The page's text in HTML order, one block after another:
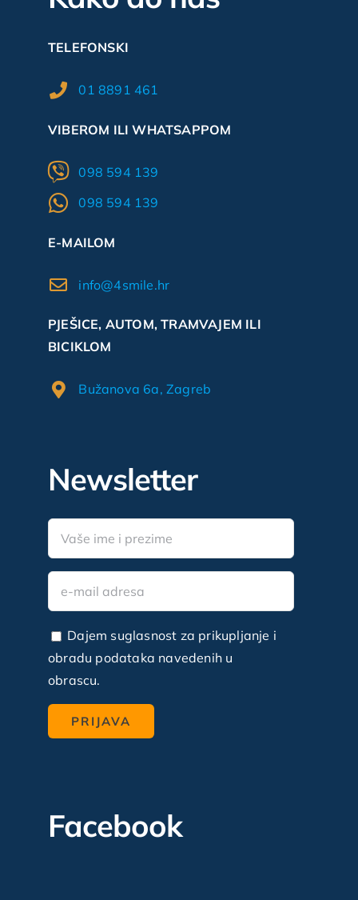
TELEFONSKI
01 8891 461
VIBEROM ILI WHATSAPPOM
098 594 139
098 594 139
E-MAILOM
info@4smile.hr
PJEŠICE, AUTOM, TRAMVAJEM ILI
BICIKLOM
Bužanova 6a, Zagreb
Newsletter
Dajem suglasnost za prikupljanje i
obradu podataka navedenih u
obrascu.
Facebook